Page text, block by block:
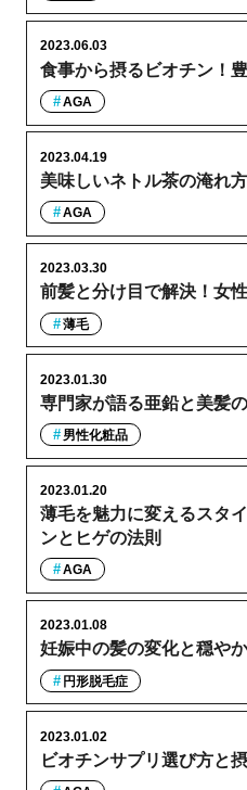
食事から摂るビオチン！
2023.06.03
AGA
美味しいネトル茶の淹れ
2023.04.19
AGA
前髪と分け目で解決！女
2023.03.30
薄毛
専門家が語る亜鉛と美髪
2023.01.30
男性化粧品
薄毛を魅力に変えるスタ
ンとヒゲの法則
2023.01.20
AGA
妊娠中の髪の変化と穏や
2023.01.08
円形脱毛症
ビオチンサプリ選び方と
2023.01.02